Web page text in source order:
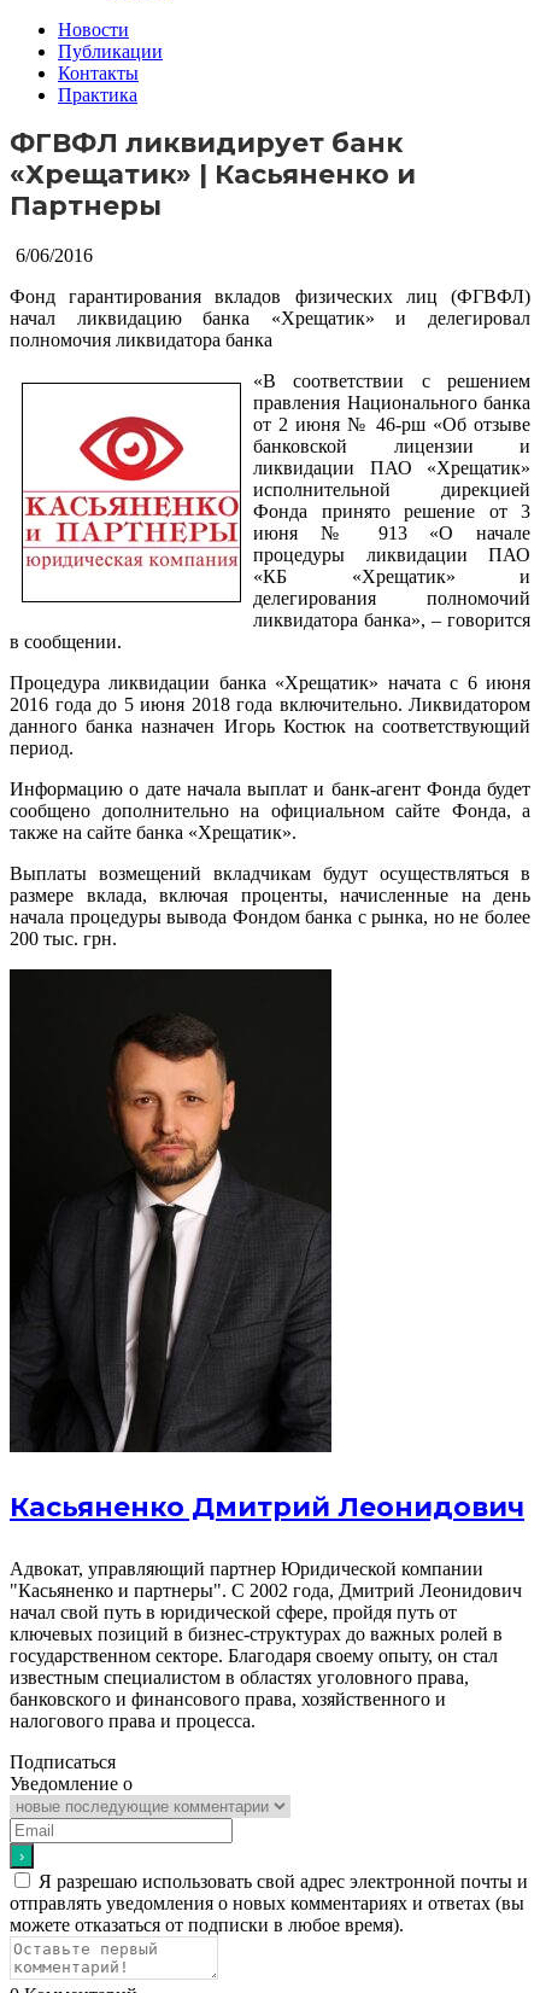
Новости
Публикации
Контакты
Практика
ФГВФЛ ликвидирует банк
«Хрещатик» | Касьяненко и
Партнеры
6/06/2016
Фонд гарантирования вкладов физических лиц (ФГВФЛ)
начал ликвидацию банка «Хрещатик» и делегировал
полномочия ликвидатора банка
«В соответствии с решением
правления Национального банка
от 2 июня № 46-рш «Об отзыве
банковской лицензии и
ликвидации ПАО «Хрещатик»
исполнительной дирекцией
Фонда принято решение от 3
июня № 913 «О начале
процедуры ликвидации ПАО
«КБ «Хрещатик» и
делегирования полномочий
ликвидатора банка», – говорится
в сообщении.
Процедура ликвидации банка «Хрещатик» начата с 6 июня
2016 года до 5 июня 2018 года включительно. Ликвидатором
данного банка назначен Игорь Костюк на соответствующий
период.
Информацию о дате начала выплат и банк-агент Фонда будет
сообщено дополнительно на официальном сайте Фонда, а
также на сайте банка «Хрещатик».
Выплаты возмещений вкладчикам будут осуществляться в
размере вклада, включая проценты, начисленные на день
начала процедуры вывода Фондом банка с рынка, но не более
200 тыс. грн.
Касьяненко Дмитрий Леонидович
Адвокат, управляющий партнер Юридической компании
"Касьяненко и партнеры". С 2002 года, Дмитрий Леонидович
начал свой путь в юридической сфере, пройдя путь от
ключевых позиций в бизнес-структурах до важных ролей в
государственном секторе. Благодаря своему опыту, он стал
известным специалистом в областях уголовного права,
банковского и финансового права, хозяйственного и
налогового права и процесса.
Подписаться
Уведомление о
Я разрешаю использовать свой адрес электронной почты и
отправлять уведомления о новых комментариях и ответах (вы
можете отказаться от подписки в любое время).